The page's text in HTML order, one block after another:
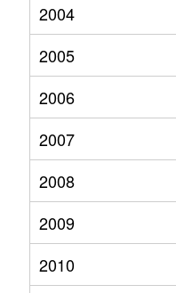
2004
2005
2006
2007
2008
2009
2010